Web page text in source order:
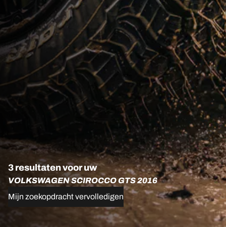
3 resultaten voor uw
VOLKSWAGEN SCIROCCO GTS 2016
Mijn zoekopdracht vervolledigen